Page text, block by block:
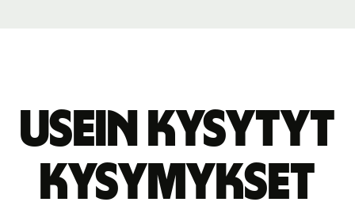
Usein kysytyt
kysymykset